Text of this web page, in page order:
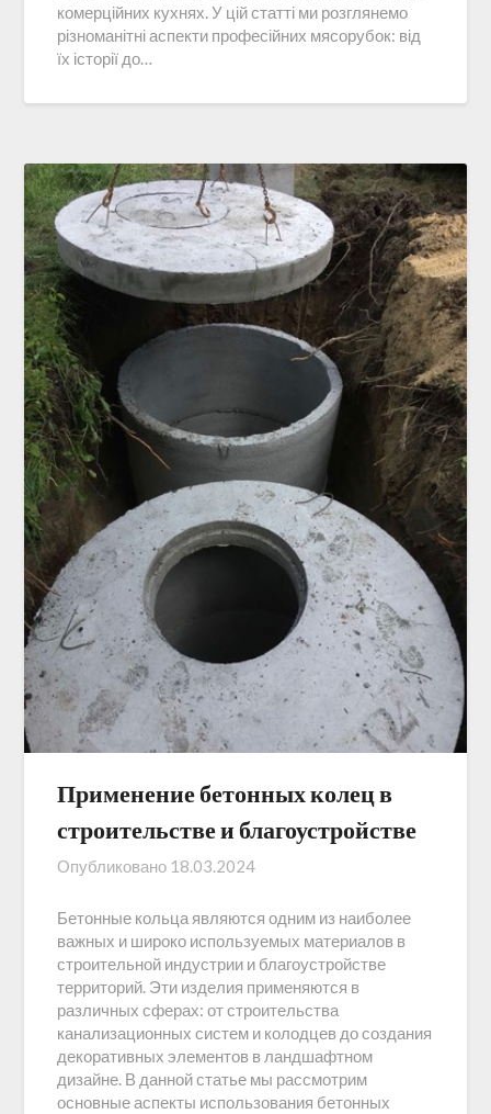
комерційних кухнях. У цій статті ми розглянемо
різноманітні аспекти професійних мясорубок: від
їх історії до…
Применение бетонных колец в
строительстве и благоустройстве
Опубликовано 18.03.2024
Бетонные кольца являются одним из наиболее
важных и широко используемых материалов в
строительной индустрии и благоустройстве
территорий. Эти изделия применяются в
различных сферах: от строительства
канализационных систем и колодцев до создания
декоративных элементов в ландшафтном
дизайне. В данной статье мы рассмотрим
основные аспекты использования бетонных